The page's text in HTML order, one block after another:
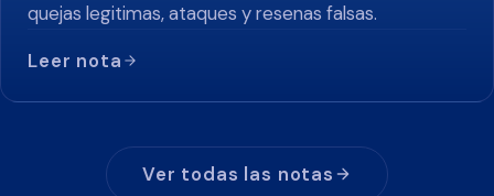
quejas legitimas, ataques y resenas falsas.
Leer nota
Ver todas las notas